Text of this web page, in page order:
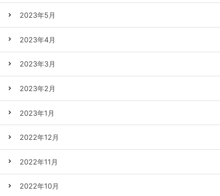
2023年5月
2023年4月
2023年3月
2023年2月
2023年1月
2022年12月
2022年11月
2022年10月